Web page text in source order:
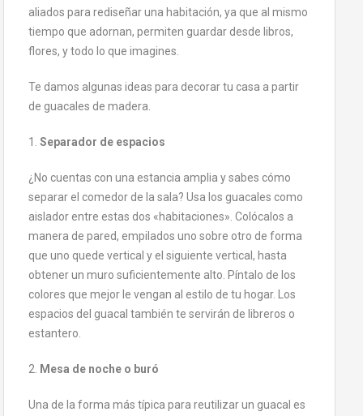
aliados para rediseñar una habitación, ya que al mismo
tiempo que adornan, permiten guardar desde libros,
flores, y todo lo que imagines.
Te damos algunas ideas para decorar tu casa a partir
de guacales de madera.
1. Separador de espacios
¿No cuentas con una estancia amplia y sabes cómo
separar el comedor de la sala? Usa los guacales como
aislador entre estas dos «habitaciones». Colócalos a
manera de pared, empilados uno sobre otro de forma
que uno quede vertical y el siguiente vertical, hasta
obtener un muro suficientemente alto. Píntalo de los
colores que mejor le vengan al estilo de tu hogar. Los
espacios del guacal también te servirán de libreros o
estantero.
2. Mesa de noche o buró
Una de la forma más típica para reutilizar un guacal es